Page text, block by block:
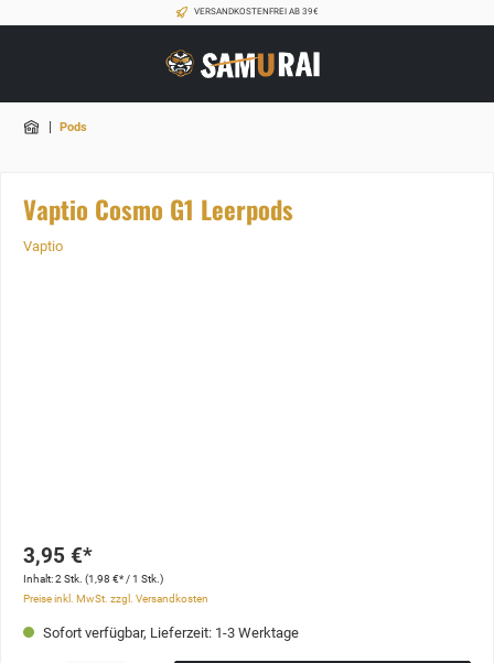
VERSANDKOSTENFREI AB 39€
| Pods
Vaptio Cosmo G1 Leerpods
Vaptio
3,95 €*
Inhalt:2 Stk. (1,98 €* / 1 Stk.)
Preise inkl. MwSt. zzgl. Versandkosten
Sofort verfügbar, Lieferzeit: 1-3 Werktage